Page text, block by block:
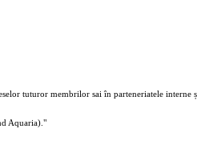
tuturor membrilor sai în parteneriatele interne
Aquaria)."